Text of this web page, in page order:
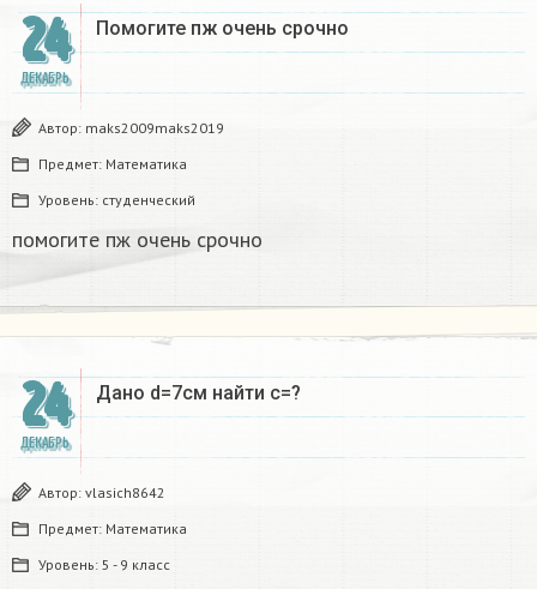
24
ДЕКАБРЬ
Помогите пж очень срочно​
Автор: maks2009maks2019
Предмет: Математика
Уровень: студенческий
помогите пж очень срочно​
24
ДЕКАБРЬ
Дано d=7см найти с=?​
Автор: vlasich8642
Предмет: Математика
Уровень: 5 - 9 класс